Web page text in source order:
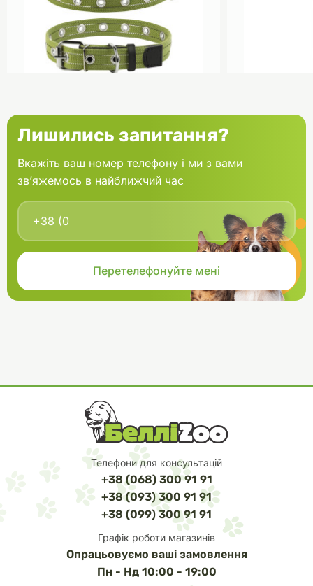
безрозмірний світловідбивна
брезент
В кошик
AnimAll
Лишились запитання?
Вкажіть ваш номер телефону і ми з вами
зв’яжемось в найближчий час
Телефони для консультацій
+38 (068) 300 91 91
+38 (093) 300 91 91
+38 (099) 300 91 91
Графік роботи магазинів
Опрацьовуємо ваші замовлення
Пн - Нд 10:00 - 19:00